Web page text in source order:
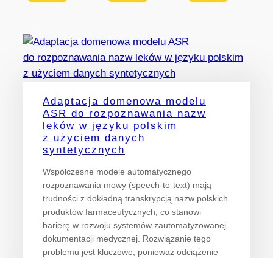
Adaptacja domenowa modelu
ASR do rozpoznawania nazw
leków w języku polskim
z użyciem danych
syntetycznych
Współczesne modele automatycznego
rozpoznawania mowy (speech-to-text) mają
trudności z dokładną transkrypcją nazw polskich
produktów farmaceutycznych, co stanowi
barierę w rozwoju systemów zautomatyzowanej
dokumentacji medycznej. Rozwiązanie tego
problemu jest kluczowe, ponieważ odciążenie